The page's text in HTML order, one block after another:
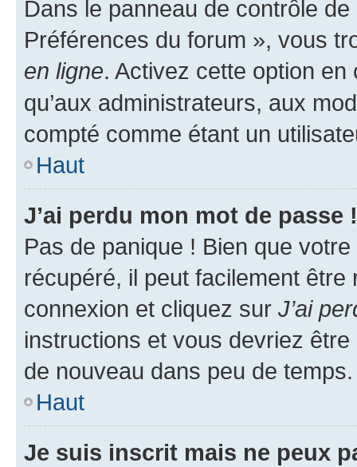
Dans le panneau de contrôle
Préférences du forum », vous
en ligne. Activez cette option
qu’aux administrateurs, aux
compté comme étant un
Haut
J’ai perdu mon mot de passe !
Pas de panique ! Bien que
récupéré, il peut facilement
connexion et cliquez sur J’ai
instructions et vous devriez
de nouveau dans peu de temps.
Haut
Je suis inscrit mais ne peux